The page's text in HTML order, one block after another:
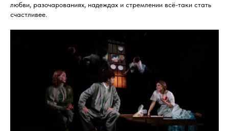
любви, разочарованиях, надеждах и стремлении всё-таки стать
счастливее.